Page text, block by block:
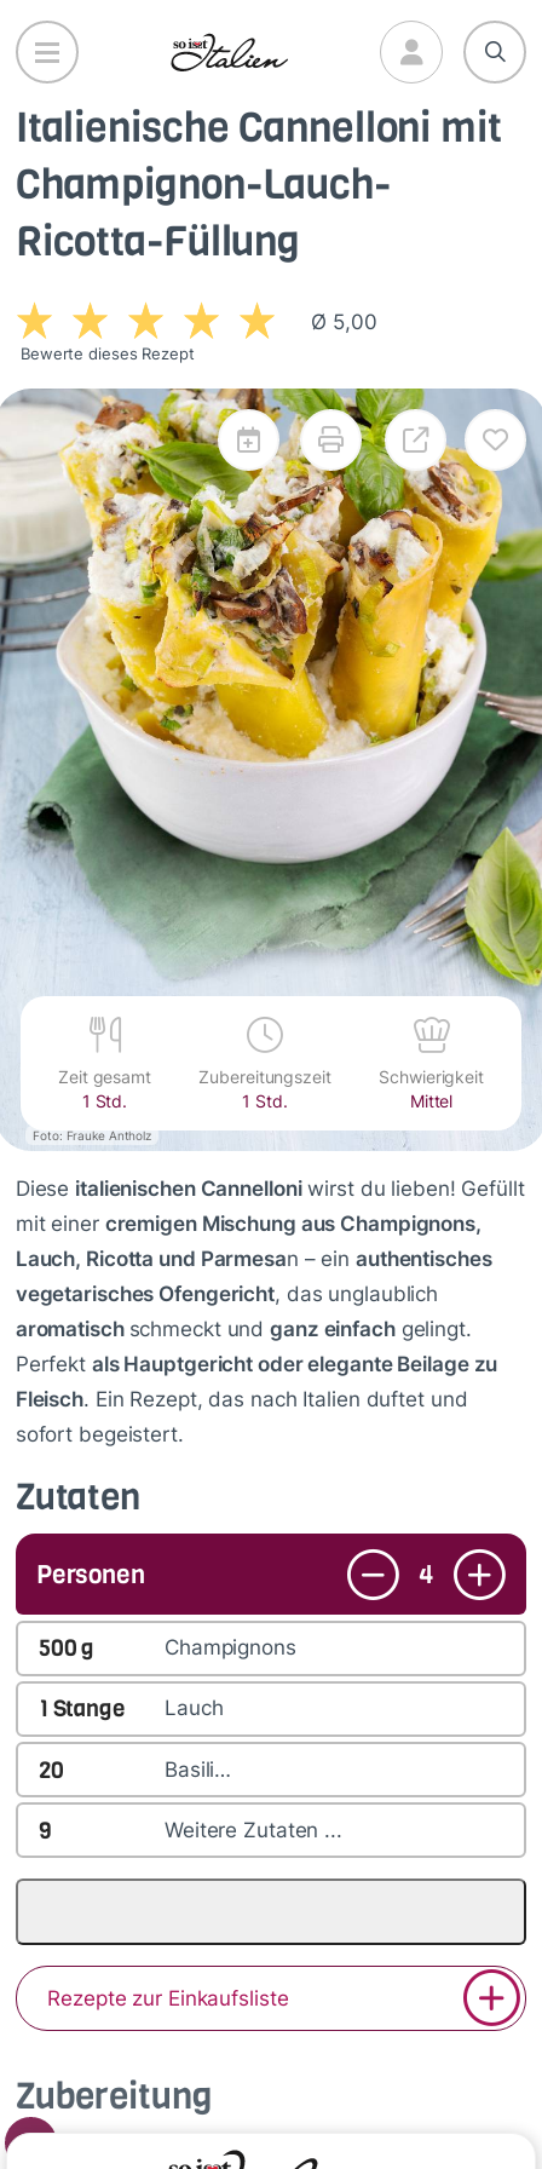
Direkt
zum
Inhalt
Italienische Cannelloni mit
Champignon-Lauch-
Ricotta-Füllung
Ø 5,00
Bewerte dieses Rezept
Foto: Frauke Antholz
Zeit gesamt
1 Std.
Zubereitungszeit
1 Std.
Schwierigkeit
Mittel
Zubereitung
Diese italienischen Cannelloniwirst du lieben! Gefüllt
mit einer cremigen Mischung aus Champignons,
Lauch, Ricotta und Parmesan – einauthentisches
vegetarisches Ofengericht, das unglaublich
aromatisch schmeckt undganz einfachgelingt.
Perfekt als Hauptgericht oder elegante Beilage zu
Fleisch. Ein Rezept, das nach Italien duftet und
sofort begeistert.
Zutaten
Personen 4
500g Champignons
1 Stange Lauch
20 Basili…
9 Weitere Zutaten ...
Rezepte zur Einkaufsliste